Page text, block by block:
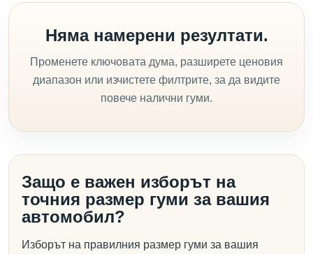
Няма намерени резултати.
Променете ключовата дума, разширете ценовия
диапазон или изчистете филтрите, за да видите
повече налични гуми.
Защо е важен изборът на
точния размер гуми за вашия
автомобил?
Изборът на правилния размер гуми за вашия